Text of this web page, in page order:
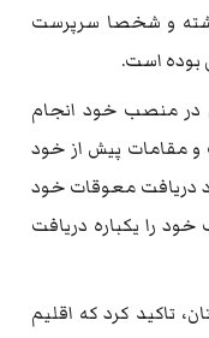
و شخصا سرپرست
بوده است.
در منصب خود انجام
و مقامات پیش از خود
دریافت معوقات خود
خود را یکباره دریافت
تاکید کرد که اقلیم